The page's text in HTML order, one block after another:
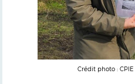
Crédit photo :